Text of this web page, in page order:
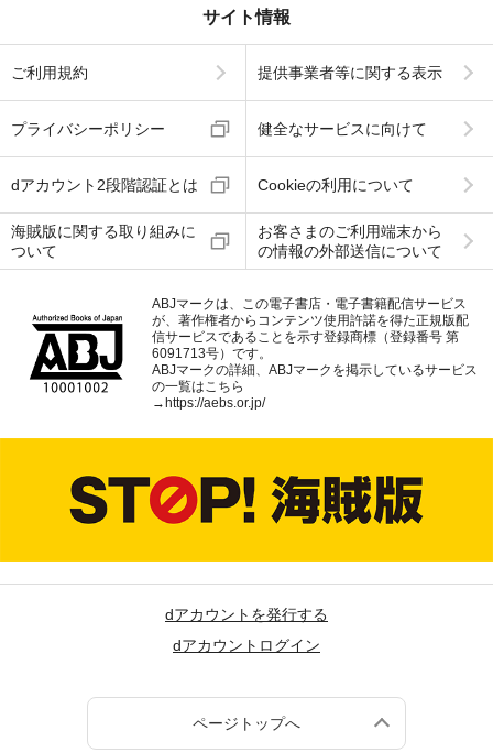
サイト情報
ご利用規約 提供事業者等に関する表示
プライバシーポリシー 健全なサービスに向けて
dアカウント2段階認証とは Cookieの利用について
海賊版に関する取り組みに
ついて
お客さまのご利用端末から
の情報の外部送信について
ABJマークは、この電子書店・電子書籍配信サービス
が、著作権者からコンテンツ使用許諾を得た正規版配
信サービスであることを示す登録商標（登録番号 第
6091713号）です。
ABJマークの詳細、ABJマークを掲示しているサービス
の一覧はこちら
→https://aebs.or.jp/
dアカウントを発行する
dアカウントログイン
ページトップへ